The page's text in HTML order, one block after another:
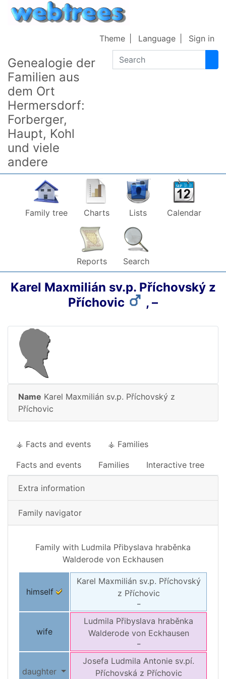
Skip to content
Genealogie der
Familien aus
dem Ort
Hermersdorf:
Forberger,
Haupt, Kohl
und viele
andere
Search
Theme Language Sign in
Family tree Charts Lists Calendar
Reports Search
Karel Maxmilián sv.p. Příchovský z
Příchovic
, –
Name Karel Maxmilián sv.p. Příchovský z
Příchovic
⚶ Facts and events ⚶ Families
Facts and events Families Interactive tree
Extra information
Family navigator
Family with Ludmila Přibyslava hraběnka
Walderode von Eckhausen
himself
Karel Maxmilián sv.p. Příchovský
z Příchovic
–
wife
Ludmila Přibyslava hraběnka
Walderode von Eckhausen
–
daughter
Josefa Ludmila Antonie sv.pí.
Příchovská z Příchovic